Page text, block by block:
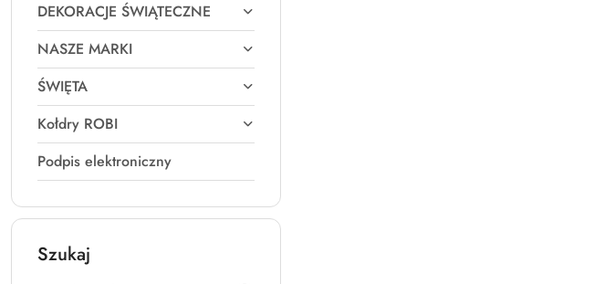
DEKORACJE ŚWIĄTECZNE
NASZE MARKI
ŚWIĘTA
Kołdry ROBI
Podpis elektroniczny
Szukaj